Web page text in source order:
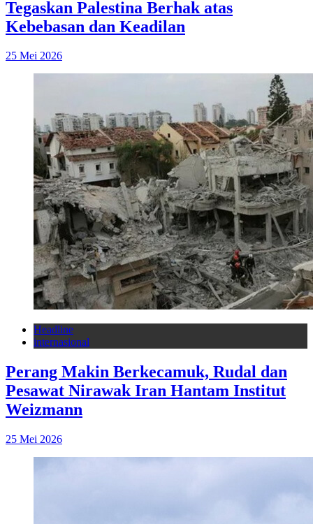
Tegaskan Palestina Berhak atas
Kebebasan dan Keadilan
25 Mei 2026
Headline
internasional
Perang Makin Berkecamuk, Rudal dan
Pesawat Nirawak Iran Hantam Institut
Weizmann
25 Mei 2026